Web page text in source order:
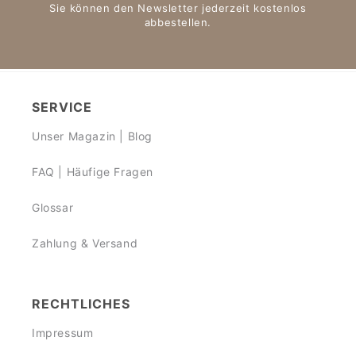
Sie können den Newsletter jederzeit kostenlos
abbestellen.
SERVICE
Unser Magazin | Blog
FAQ | Häufige Fragen
Glossar
Zahlung & Versand
RECHTLICHES
Impressum